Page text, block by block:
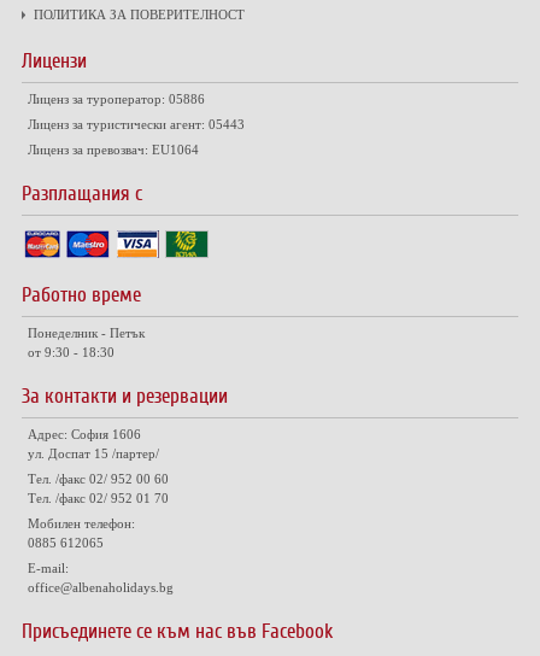
ПОЛИТИКА ЗА ПОВЕРИТЕЛНОСТ
Лицензи
Лиценз за туроператор: 05886
Лиценз за туристически агент: 05443
Лиценз за превозвач: EU1064
Разплащания с
Работно време
Понеделник - Петък
от 9:30 - 18:30
За контакти и резервации
Адрес: София 1606
ул. Доспат 15 /партер/
Тел. /факс 02/ 952 00 60
Тел. /факс 02/ 952 01 70
Мобилен телефон:
0885 612065
E-mail:
office@albenaholidays.bg
Присъединете се към нас във Facebook